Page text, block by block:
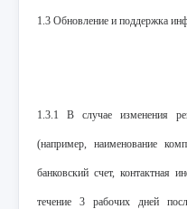
1.3 Обновление и поддержка
1.3.1 В случае изменения
(например, наименование
банковский счет, контактная
течение 3 рабочих дней